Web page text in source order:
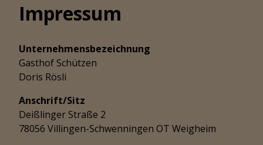
Impressum
Unternehmensbezeichnung
Gasthof Schützen
Doris Rösli
Anschrift/Sitz
Deißlinger Straße 2
78056 Villingen-Schwenningen OT Weigheim